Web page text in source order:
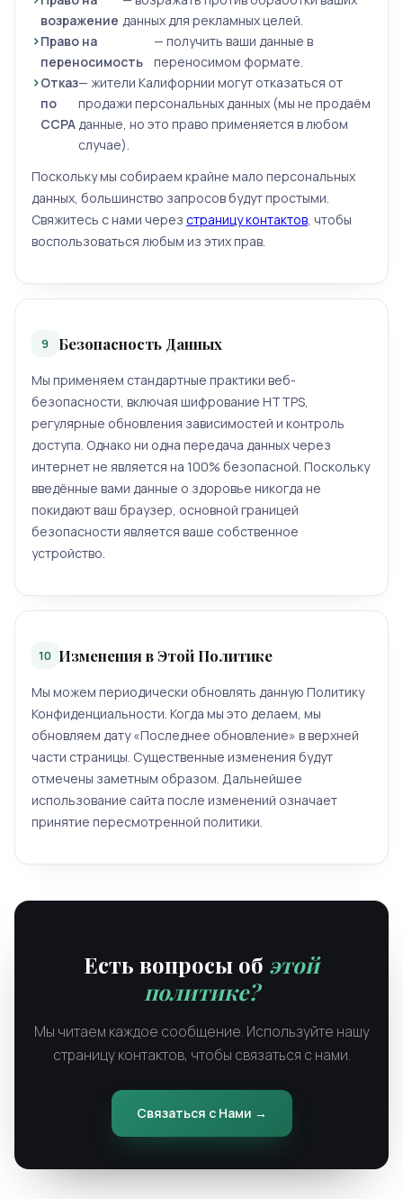
возражение данных для рекламных целей.
Право на
переносимость
— получить ваши данные в
переносимом формате.
Отказ
по
CCPA
— жители Калифорнии могут отказаться от
продажи персональных данных (мы не продаём
данные, но это право применяется в любом
случае).
Поскольку мы собираем крайне мало персональных
данных, большинство запросов будут простыми.
Свяжитесь с нами через страницу контактов, чтобы
воспользоваться любым из этих прав.
9 Безопасность Данных
Мы применяем стандартные практики веб-
безопасности, включая шифрование HTTPS,
регулярные обновления зависимостей и контроль
доступа. Однако ни одна передача данных через
интернет не является на 100% безопасной. Поскольку
введённые вами данные о здоровье никогда не
покидают ваш браузер, основной границей
безопасности является ваше собственное
устройство.
10 Изменения в Этой Политике
Мы можем периодически обновлять данную Политику
Конфиденциальности. Когда мы это делаем, мы
обновляем дату «Последнее обновление» в верхней
части страницы. Существенные изменения будут
отмечены заметным образом. Дальнейшее
использование сайта после изменений означает
принятие пересмотренной политики.
Есть вопросы об этой
политике?
Мы читаем каждое сообщение. Используйте нашу
страницу контактов, чтобы связаться с нами.
Связаться с Нами →